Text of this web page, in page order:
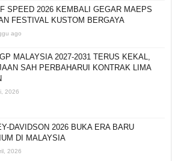
SPEED 2026 KEMBALI GEGAR MAEPS
FESTIVAL KUSTOM BERGAYA
ago
MALAYSIA 2027-2031 TERUS KEKAL,
SAH PERBAHARUI KONTRAK LIMA
2026
DAVIDSON 2026 BUKA ERA BARU
DI MALAYSIA
2026